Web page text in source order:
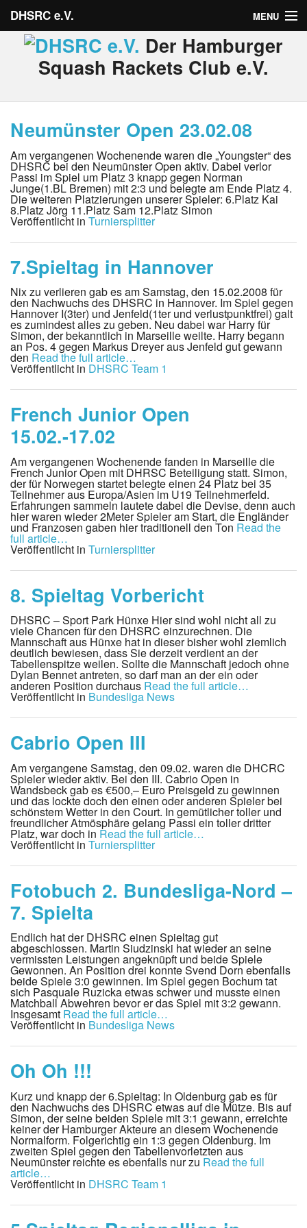
DHSRC e.V. MENU
Verein
Neuigkeiten
Jugend
Sponsoren
Bitte anmelden
Der Hamburger
Squash Rackets Club e.V.
Neumünster Open 23.02.08
Am vergangenen Wochenende waren die „Youngster“ des
DHSRC bei den Neumünster Open aktiv. Dabei verlor
Passi im Spiel um Platz 3 knapp gegen Norman
Junge(1.BL Bremen) mit 2:3 und belegte am Ende Platz 4.
Die weiteren Platzierungen unserer Spieler: 6.Platz Kai
8.Platz Jörg 11.Platz Sam 12.Platz Simon
Veröffentlicht in Turniersplitter
7.Spieltag in Hannover
Nix zu verlieren gab es am Samstag, den 15.02.2008 für
den Nachwuchs des DHSRC in Hannover. Im Spiel gegen
Hannover I(3ter) und Jenfeld(1ter und verlustpunktfrei) galt
es zumindest alles zu geben. Neu dabei war Harry für
Simon, der bekanntlich in Marseille weilte. Harry begann
an Pos. 4 gegen Markus Dreyer aus Jenfeld gut gewann
den Read the full article…
Veröffentlicht in DHSRC Team 1
French Junior Open
15.02.-17.02
Am vergangenen Wochenende fanden in Marseille die
French Junior Open mit DHRSC Beteiligung statt. Simon,
der für Norwegen startet belegte einen 24 Platz bei 35
Teilnehmer aus Europa/Asien im U19 Teilnehmerfeld.
Erfahrungen sammeln lautete dabei die Devise, denn auch
hier waren wieder 2Meter Spieler am Start, die Engländer
und Franzosen gaben hier traditionell den Ton Read the
full article…
Veröffentlicht in Turniersplitter
8. Spieltag Vorbericht
DHSRC – Sport Park Hünxe Hier sind wohl nicht all zu
viele Chancen für den DHSRC einzurechnen. Die
Mannschaft aus Hünxe hat in dieser bisher wohl ziemlich
deutlich bewiesen, dass Sie derzeit verdient an der
Tabellenspitze weilen. Sollte die Mannschaft jedoch ohne
Dylan Bennet antreten, so darf man an der ein oder
anderen Position durchaus Read the full article…
Veröffentlicht in Bundesliga News
Cabrio Open III
Am vergangene Samstag, den 09.02. waren die DHCRC
Spieler wieder aktiv. Bei den III. Cabrio Open in
Wandsbeck gab es €500,– Euro Preisgeld zu gewinnen
und das lockte doch den einen oder anderen Spieler bei
schönstem Wetter in den Court. In gemütlicher toller und
freundlicher Atmösphäre gelang Passi ein toller dritter
Platz, war doch in Read the full article…
Veröffentlicht in Turniersplitter
Fotobuch 2. Bundesliga-Nord –
7. Spielta
Endlich hat der DHSRC einen Spieltag gut
abgeschlossen. Martin Siudzinski hat wieder an seine
vermissten Leistungen angeknüpft und beide Spiele
Gewonnen. An Position drei konnte Svend Dorn ebenfalls
beide Spiele 3:0 gewinnen. Im Spiel gegen Bochum tat
sich Pasquale Ruzicka etwas schwer und musste einen
Matchball Abwehren bevor er das Spiel mit 3:2 gewann.
Insgesamt Read the full article…
Veröffentlicht in Bundesliga News
Oh Oh !!!
Kurz und knapp der 6.Spieltag: In Oldenburg gab es für
den Nachwuchs des DHSRC etwas auf die Mütze. Bis auf
Simon, der seine beiden Spiele mit 3:1 gewann, erreichte
keiner der Hamburger Akteure an diesem Wochenende
Normalform. Folgerichtig ein 1:3 gegen Oldenburg. Im
zweiten Spiel gegen den Tabellenvorletzten aus
Neumünster reichte es ebenfalls nur zu Read the full
article…
Veröffentlicht in DHSRC Team 1